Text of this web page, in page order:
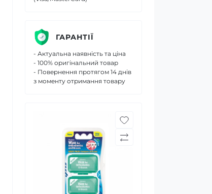
ГАРАНТІЇ
- Актуальна наявність та ціна
- 100% оригінальний товар
- Повернення протягом 14 днів
з моменту отримання товару